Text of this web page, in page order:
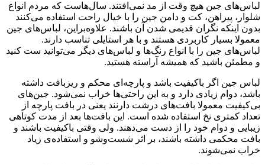
لباس‌های جین هیچ وقت از مد نمی‌افتند. سال‌هاست که مردم انواع
شلوار، پیراهن، کت و دامن جین را با خیال راحت استفاده می‌کنند
بدون اینکه نگران قدیمی شدن آن باشند. علاوه‌بر‌این، لباس‌های جین
معمولا بسیار کاربردی هستند و با هر استایلی تناسب دارند.
لباس‌های جین را با انواع رنگ‌ها و لباس‌های دیگر می‌توانید ست کنید
و مطمئن باشید که همیشه آراسته هستید.
لباس جین اگر باکیفیت باشد و پارچه‌ای محکم و ریزبافت داشته
باشد، دوام زیادی دارد و به این راحتی‌ها خراب نمی‌شود. جین‌های
بی‌کیفیت معمولا بافت‌های درشت دارنند یعنی در بافت پارچه از
تعداد کمتری نخ استفاده شده است. این بافت‌ها بعد از مدت کوتاهی
زیبایی و دوام خود را از دست می‌دهند. ولی وقتی باکیفیت باشند و
بافت محکمی داشته باشند، بر اثر شست‌وشو و استفاده‌ی زیاد
خراب نمی‌شوند.